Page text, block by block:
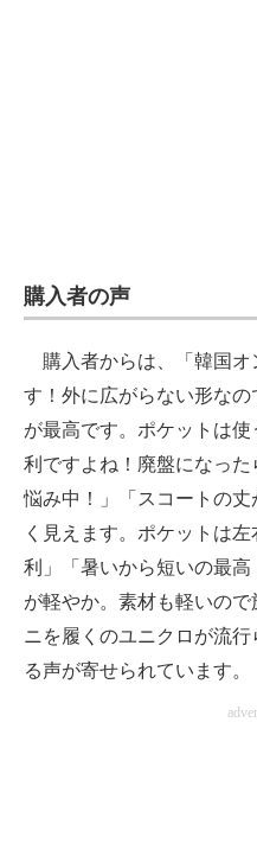
購入者の声
購入者からは、「韓国オ
す！外に広がらない形な
が最高です。ポケットは
利ですよね！廃盤になっ
悩み中！」「スコートの
く見えます。ポケットは
利」「暑いから短いの最
が軽やか。素材も軽いの
ニを履くのユニクロが流
る声が寄せられています。